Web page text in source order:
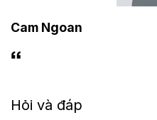
Cam Ngoan
Hỏi và đáp